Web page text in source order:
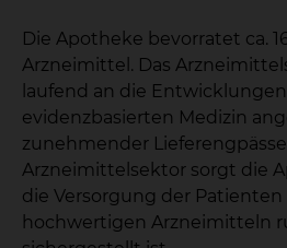
Die Apotheke bevorratet ca.
Arzneimittel. Das
laufend an die
evidenzbasierten Medizin
zunehmender
Arzneimittelsektor sorgt die
die Versorgung der
hochwertigen Arzneimitteln